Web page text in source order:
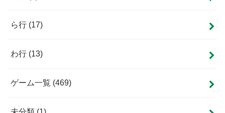
ら行 (17)
わ行 (13)
ゲーム一覧 (469)